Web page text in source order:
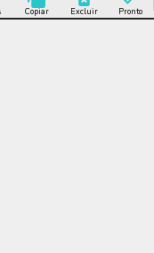
Copiar Excluir Pronto